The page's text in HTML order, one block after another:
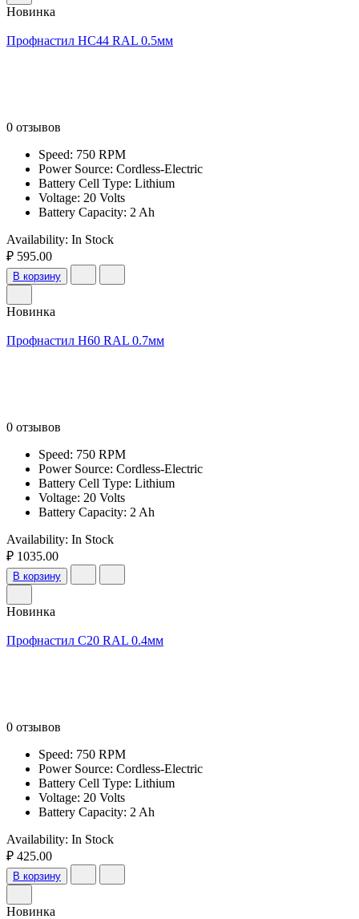
Новинка
Профнастил НС44 RAL 0.5мм
0 отзывов
Speed: 750 RPM
Power Source: Cordless-Electric
Battery Cell Type: Lithium
Voltage: 20 Volts
Battery Capacity: 2 Ah
Availability: In Stock
₽ 595.00
В корзину
Новинка
Профнастил Н60 RAL 0.7мм
0 отзывов
Speed: 750 RPM
Power Source: Cordless-Electric
Battery Cell Type: Lithium
Voltage: 20 Volts
Battery Capacity: 2 Ah
Availability: In Stock
₽ 1035.00
В корзину
Новинка
Профнастил С20 RAL 0.4мм
0 отзывов
Speed: 750 RPM
Power Source: Cordless-Electric
Battery Cell Type: Lithium
Voltage: 20 Volts
Battery Capacity: 2 Ah
Availability: In Stock
₽ 425.00
В корзину
Новинка